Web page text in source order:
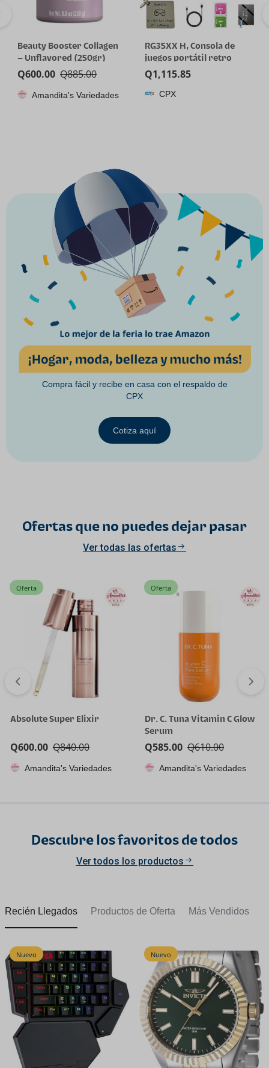
Beauty Booster Collagen
– Unflavored (250gr)
Q885.00
Q600.00
Amandita's Variedades
RG35XX H, Consola de
juegos portátil retro
Anbernic con tarjeta de
64GTF, diseño de joystick
dual, pantalla HD de 3.5
Q1,115.85
CPX
Compra fácil y recibe en casa con el respaldo de
CPX
Cotiza aquí
Ofertas que no puedes dejar pasar
Ver todas las ofertas
Oferta
Absolute Super Elixir
Q840.00
Q600.00
Amandita's Variedades
Oferta
Dr. C. Tuna Vitamin C Glow
Serum
Q610.00
Q585.00
Amandita's Variedades
Descubre los favoritos de todos
Ver todos los productos
Recién Llegados Productos de Oferta Más Vendidos
Nuevo Nuevo